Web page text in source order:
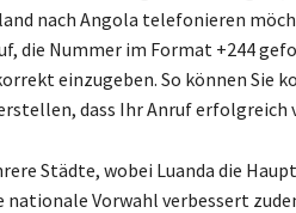
nach Angola telefonieren
die Nummer im Format +244
einzugeben. So können Sie
dass Ihr Anruf erfolgreich
Städte, wobei Luanda die
nationale Vorwahl verbessert